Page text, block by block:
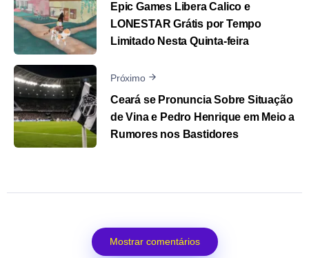
Epic Games Libera Calico e
LONESTAR Grátis por Tempo
Limitado Nesta Quinta-feira
Próximo
Ceará se Pronuncia Sobre Situação
de Vina e Pedro Henrique em Meio a
Rumores nos Bastidores
Mostrar comentários